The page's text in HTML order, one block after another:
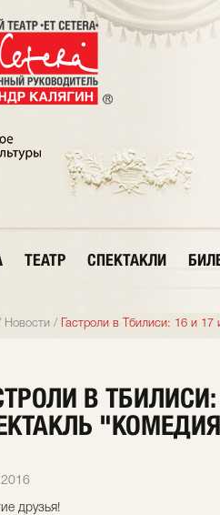
ТЕАТР СПЕКТАКЛИ
Новости / Гастроли в Тбилиси: 16 и
В
друзья!